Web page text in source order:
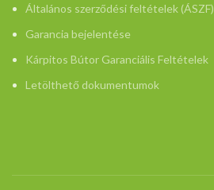
Általános szerződési feltételek (ÁSZF)
Garancia bejelentése
Kárpitos Bútor Garanciális Feltételek
Letölthető dokumentumok